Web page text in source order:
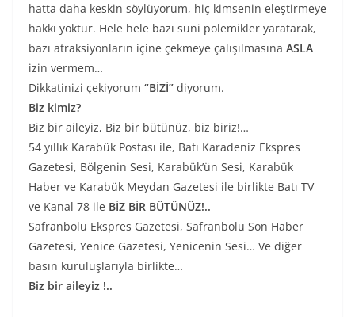
hatta daha keskin söylüyorum, hiç kimsenin eleştirmeye
hakkı yoktur. Hele hele bazı suni polemikler yaratarak,
bazı atraksiyonların içine çekmeye çalışılmasına ASLA
izin vermem…
Dikkatinizi çekiyorum “BİZİ” diyorum.
Biz kimiz?
Biz bir aileyiz, Biz bir bütünüz, biz biriz!…
54 yıllık Karabük Postası ile, Batı Karadeniz Ekspres
Gazetesi, Bölgenin Sesi, Karabük’ün Sesi, Karabük
Haber ve Karabük Meydan Gazetesi ile birlikte Batı TV
ve Kanal 78 ile BİZ BİR BÜTÜNÜZ!..
Safranbolu Ekspres Gazetesi, Safranbolu Son Haber
Gazetesi, Yenice Gazetesi, Yenicenin Sesi… Ve diğer
basın kuruluşlarıyla birlikte…
Biz bir aileyiz !..